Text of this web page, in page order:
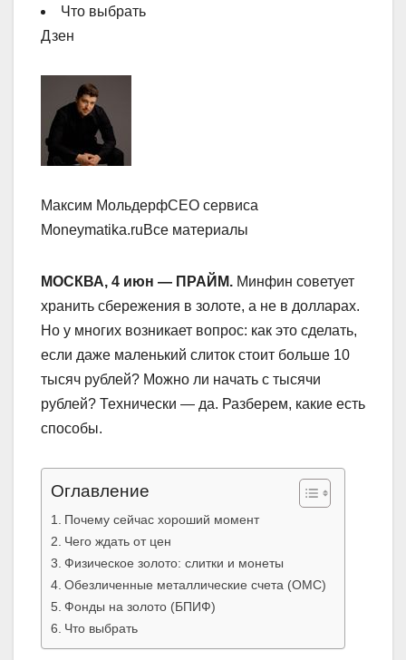
Что выбрать
Дзен
Максим МольдерфCEO сервиса
Moneymatika.ruВсе материалы
МОСКВА, 4 июн — ПРАЙМ. Минфин советует
хранить сбережения в золоте, а не в долларах.
Но у многих возникает вопрос: как это сделать,
если даже маленький слиток стоит больше 10
тысяч рублей? Можно ли начать с тысячи
рублей? Технически — да. Разберем, какие есть
способы.
Оглавление
Почему сейчас хороший момент
Чего ждать от цен
Физическое золото: слитки и монеты
Обезличенные металлические счета (ОМС)
Фонды на золото (БПИФ)
Что выбрать